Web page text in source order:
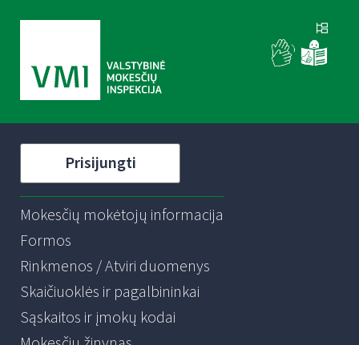
Prisijungti
Mokesčių mokėtojų informacija
Formos
Rinkmenos / Atviri duomenys
Skaičiuoklės ir pagalbininkai
Sąskaitos ir įmokų kodai